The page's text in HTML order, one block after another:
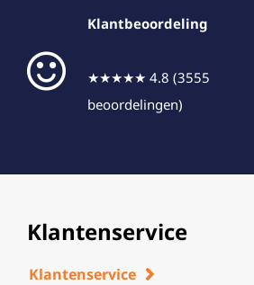
Klantbeoordeling
★★★★★ 4.8 (3555
beoordelingen)
Klantenservice
Klantenservice